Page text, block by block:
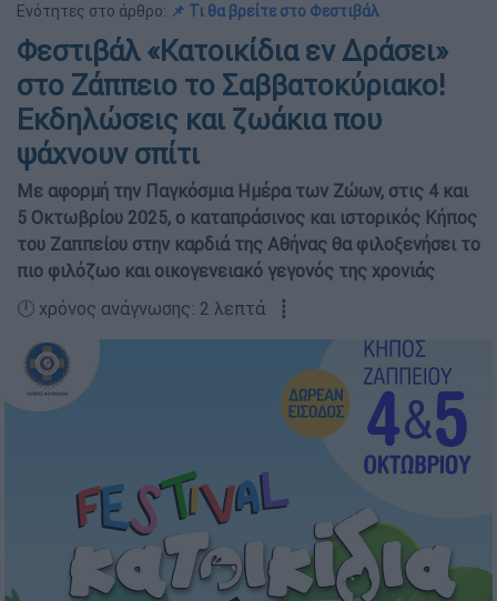
Ενότητες στο άρθρο: 📌 Τι θα βρείτε στο Φεστιβάλ
Φεστιβάλ «Κατοικίδια εν Δράσει»
στο Ζάππειο το Σαββατοκύριακο!
Εκδηλώσεις και ζωάκια που
ψάχνουν σπίτι
Με αφορμή την Παγκόσμια Ημέρα των Ζώων, στις 4 και
5 Οκτωβρίου 2025, ο καταπράσινος και ιστορικός Κήπος
του Ζαππείου στην καρδιά της Αθήνας θα φιλοξενήσει το
πιο φιλόζωο και οικογενειακό γεγονός της χρονιάς
🕛 χρόνος ανάγνωσης: 2 λεπτά ┋